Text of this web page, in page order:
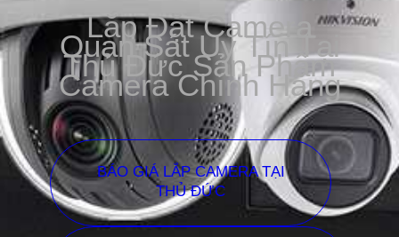
Lắp Đặt Camera
Quan Sát Uy Tín Tại
Thủ Đức Sản Phẩm
Camera Chính Hãng
BÁO GIÁ LẮP CAMERA TẠI
THỦ ĐỨC